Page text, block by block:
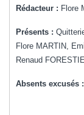
Rédacteur : Flore
Présents :
Flore MARTIN,
Renaud
Absents excusés :